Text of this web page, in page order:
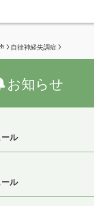
自律神経失調症
お知らせ
ル
ル